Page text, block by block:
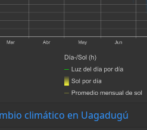
climático en Uagadugú